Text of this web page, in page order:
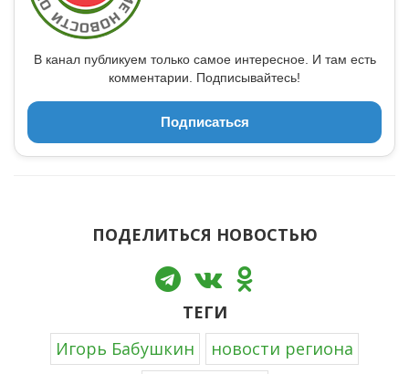
В канал публикуем только самое интересное. И там есть
комментарии. Подписывайтесь!
Подписаться
ПОДЕЛИТЬСЯ НОВОСТЬЮ
ТЕГИ
Игорь Бабушкин
новости региона